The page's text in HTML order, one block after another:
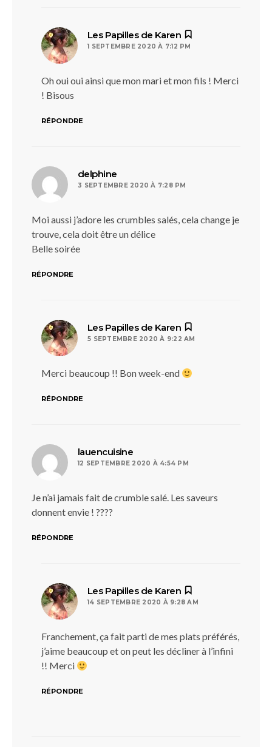
Les Papilles de Karen
1 SEPTEMBRE 2020 À 7:12 PM
Oh oui oui ainsi que mon mari et mon fils ! Merci
! Bisous
RÉPONDRE
delphine
3 SEPTEMBRE 2020 À 7:28 PM
Moi aussi j’adore les crumbles salés, cela change je
trouve, cela doit être un délice
Belle soirée
RÉPONDRE
Les Papilles de Karen
5 SEPTEMBRE 2020 À 9:22 AM
Merci beaucoup !! Bon week-end
RÉPONDRE
lauencuisine
12 SEPTEMBRE 2020 À 4:54 PM
Je n’ai jamais fait de crumble salé. Les saveurs
donnent envie ! ????
RÉPONDRE
Les Papilles de Karen
14 SEPTEMBRE 2020 À 9:28 AM
Franchement, ça fait parti de mes plats préférés,
j’aime beaucoup et on peut les décliner à l’infini
!! Merci
RÉPONDRE